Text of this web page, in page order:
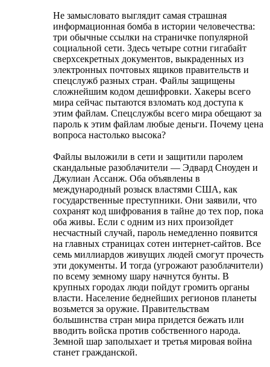
Не замысловато выглядит самая страшная
информационная бомба в истории человечества:
три обычные ссылки на страничке популярной
социальной сети. Здесь четыре сотни гигабайт
сверхсекретных документов, выкраденных из
электронных почтовых ящиков правительств и
спецслужб разных стран. Файлы защищены
сложнейшим кодом дешифровки. Хакеры всего
мира сейчас пытаются взломать код доступа к
этим файлам. Спецслужбы всего мира обещают за
пароль к этим файлам любые деньги. Почему цена
вопроса настолько высока?
Файлы выложили в сети и защитили паролем
скандальные разоблачители — Эдвард Сноуден и
Джулиан Ассанж. Оба объявлены в
международный розыск властями США, как
государственные преступники. Они заявили, что
сохранят код шифрования в тайне до тех пор, пока
оба живы. Если с одним из них произойдет
несчастный случай, пароль немедленно появится
на главных страницах сотен интернет-сайтов. Все
семь миллиардов живущих людей смогут прочесть
эти документы. И тогда (угрожают разоблачители)
по всему земному шару начнутся бунты. В
крупных городах люди пойдут громить органы
власти. Население беднейших регионов планеты
возьмется за оружие. Правительствам
большинства стран мира придется бежать или
вводить войска против собственного народа.
Земной шар заполыхает и третья мировая война
станет гражданской.